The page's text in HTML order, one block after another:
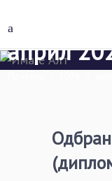
април